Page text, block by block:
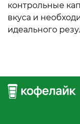
контрольные
вкуса и
идеального